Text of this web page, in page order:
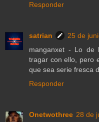
Responder
satrian
25 de
manganxet - Lo de
tragar con ello, pero
que sea serie fresca
Responder
Onetwothree 28 de